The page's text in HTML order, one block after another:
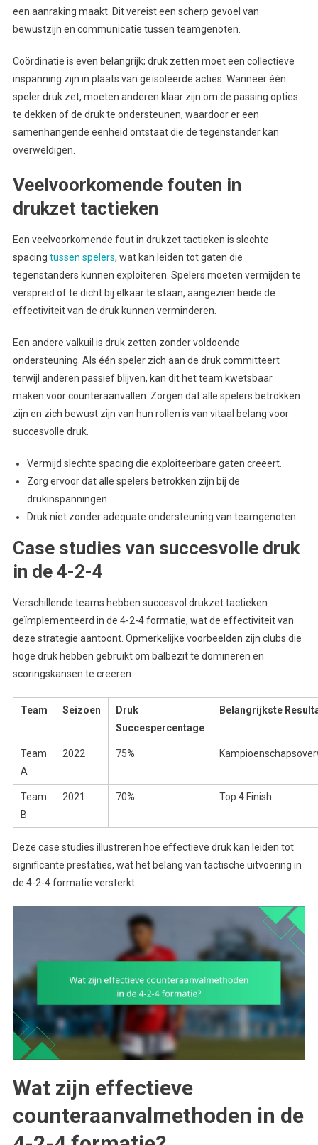
een aanraking maakt. Dit vereist een scherp gevoel van
bewustzijn en communicatie tussen teamgenoten.
Coördinatie is even belangrijk; druk zetten moet een collectieve
inspanning zijn in plaats van geïsoleerde acties. Wanneer één
speler druk zet, moeten anderen klaar zijn om de passing opties
te dekken of de druk te ondersteunen, waardoor er een
samenhangende eenheid ontstaat die de tegenstander kan
overweldigen.
Veelvoorkomende fouten in
drukzet tactieken
Een veelvoorkomende fout in drukzet tactieken is slechte
spacing tussen spelers, wat kan leiden tot gaten die
tegenstanders kunnen exploiteren. Spelers moeten vermijden te
verspreid of te dicht bij elkaar te staan, aangezien beide de
effectiviteit van de druk kunnen verminderen.
Een andere valkuil is druk zetten zonder voldoende
ondersteuning. Als één speler zich aan de druk committeert
terwijl anderen passief blijven, kan dit het team kwetsbaar
maken voor counteraanvallen. Zorgen dat alle spelers betrokken
zijn en zich bewust zijn van hun rollen is van vitaal belang voor
succesvolle druk.
Vermijd slechte spacing die exploiteerbare gaten creëert.
Zorg ervoor dat alle spelers betrokken zijn bij de
drukinspanningen.
Druk niet zonder adequate ondersteuning van teamgenoten.
Case studies van succesvolle druk
in de 4-2-4
Verschillende teams hebben succesvol drukzet tactieken
geïmplementeerd in de 4-2-4 formatie, wat de effectiviteit van
deze strategie aantoont. Opmerkelijke voorbeelden zijn clubs die
hoge druk hebben gebruikt om balbezit te domineren en
scoringskansen te creëren.
Team Seizoen
Druk
Succespercentage
Belangrijkste
Team
A
2022 75%
Team
B
2021 70% Top 4 Finish
Deze case studies illustreren hoe effectieve druk kan leiden tot
significante prestaties, wat het belang van tactische uitvoering in
de 4-2-4 formatie versterkt.
Wat zijn effectieve
counteraanvalmethoden in de